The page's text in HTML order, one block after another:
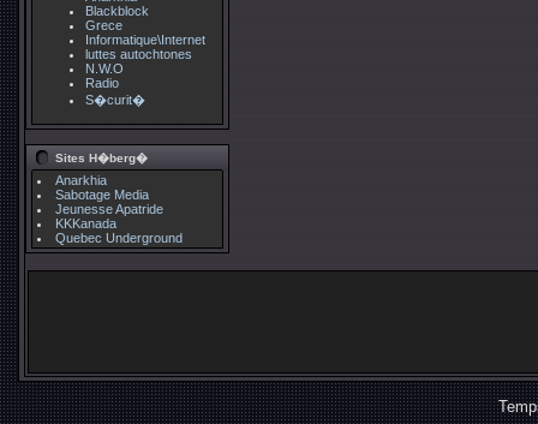
Blackblock
Grece
Informatique\Internet
luttes autochtones
N.W.O
Radio
S�curit�
Sites H�berg�
Anarkhia
Sabotage Media
Jeunesse Apatride
KKKanada
Quebec Underground